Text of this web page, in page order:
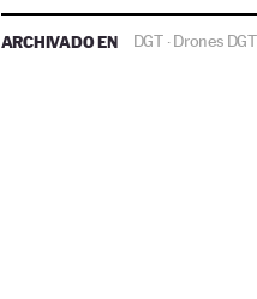
ARCHIVADO EN DGT·Drones DGT